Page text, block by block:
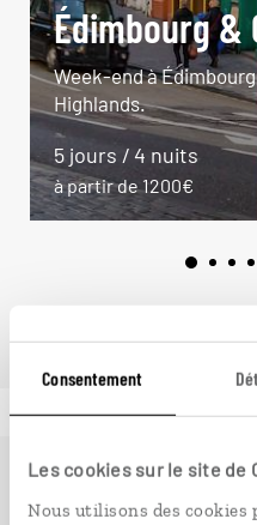
Consentement
Les cookies sur le site de
Nous utilisons des
Édimbourg &
Week-end à
Highlands.
5 jours / 4 nuits
à partir de 1200€
Ailleursest le magazine